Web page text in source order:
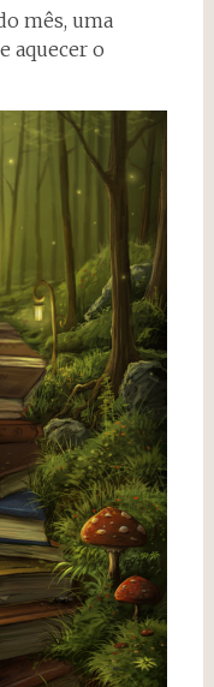
mês, uma
aquecer o